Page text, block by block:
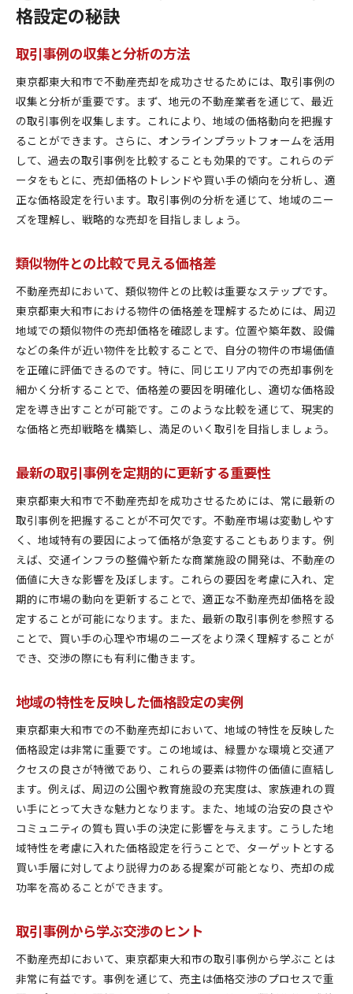
格設定の秘訣
取引事例の収集と分析の方法
東京都東大和市で不動産売却を成功させるためには、取引事例の
収集と分析が重要です。まず、地元の不動産業者を通じて、最近
の取引事例を収集します。これにより、地域の価格動向を把握す
ることができます。さらに、オンラインプラットフォームを活用
して、過去の取引事例を比較することも効果的です。これらのデ
ータをもとに、売却価格のトレンドや買い手の傾向を分析し、適
正な価格設定を行います。取引事例の分析を通じて、地域のニー
ズを理解し、戦略的な売却を目指しましょう。
類似物件との比較で見える価格差
不動産売却において、類似物件との比較は重要なステップです。
東京都東大和市における物件の価格差を理解するためには、周辺
地域での類似物件の売却価格を確認します。位置や築年数、設備
などの条件が近い物件を比較することで、自分の物件の市場価値
を正確に評価できるのです。特に、同じエリア内での売却事例を
細かく分析することで、価格差の要因を明確化し、適切な価格設
定を導き出すことが可能です。このような比較を通じて、現実的
な価格と売却戦略を構築し、満足のいく取引を目指しましょう。
最新の取引事例を定期的に更新する重要性
東京都東大和市で不動産売却を成功させるためには、常に最新の
取引事例を把握することが不可欠です。不動産市場は変動しやす
く、地域特有の要因によって価格が急変することもあります。例
えば、交通インフラの整備や新たな商業施設の開発は、不動産の
価値に大きな影響を及ぼします。これらの要因を考慮に入れ、定
期的に市場の動向を更新することで、適正な不動産売却価格を設
定することが可能になります。また、最新の取引事例を参照する
ことで、買い手の心理や市場のニーズをより深く理解することが
でき、交渉の際にも有利に働きます。
地域の特性を反映した価格設定の実例
東京都東大和市での不動産売却において、地域の特性を反映した
価格設定は非常に重要です。この地域は、緑豊かな環境と交通ア
クセスの良さが特徴であり、これらの要素は物件の価値に直結し
ます。例えば、周辺の公園や教育施設の充実度は、家族連れの買
い手にとって大きな魅力となります。また、地域の治安の良さや
コミュニティの質も買い手の決定に影響を与えます。こうした地
域特性を考慮に入れた価格設定を行うことで、ターゲットとする
買い手層に対してより説得力のある提案が可能となり、売却の成
功率を高めることができます。
取引事例から学ぶ交渉のヒント
不動産売却において、東京都東大和市の取引事例から学ぶことは
非常に有益です。事例を通じて、売主は価格交渉のプロセスで重